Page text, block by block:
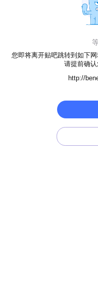
您即将离开贴吧跳转到如下
请提前确认
http://